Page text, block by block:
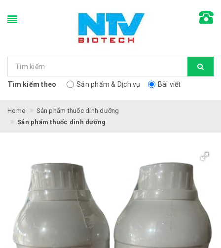
Tìm kiếm theo Sản phẩm & Dịch vụ Bài viết
Home
Sản phẩm thuốc dinh dưỡng
Sản phẩm thuốc dinh dưỡng